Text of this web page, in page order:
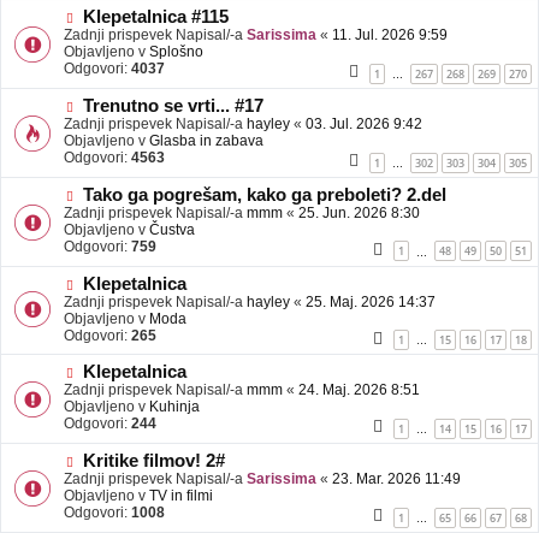
b
a
v
e
N
o
v
e
b
a
v
e
Klepetalnica #115
Zadnji prispevek Napisal/-a Sarissima « 11. Jul. 2026 9:59
Objavljeno v Splošno
Odgovori: 4037 1 … 267 268 269 270
N
o
v
e
b
a
v
e
Trenutno se vrti... #17
Zadnji prispevek Napisal/-a hayley « 03. Jul. 2026 9:42
Objavljeno v Glasba in zabava
Odgovori: 4563 1 302 303 304 305
N
o
v
e
o
b
a
v
e
Tako ga pogrešam, kako ga preboleti? 2.del
Zadnji prispevek Napisal/-a mmm « 25. Jun. 2026 8:30
Objavljeno v Čustva
Odgovori: 759 1 48 49 50 51
N
o
v
e
o
b
a
v
e
Klepetalnica
Zadnji prispevek Napisal/-a hayley « 25. Maj. 2026 14:37
Objavljeno v Moda
Odgovori: 265 1 … 15 16 17 18
N
o
v
e
b
a
v
e
Klepetalnica
Zadnji prispevek Napisal/-a mmm « 24. Maj. 2026 8:51
Objavljeno v Kuhinja
Odgovori: 244 1 … 14 15 16 17
N
o
v
e
Kritike filmov! 2#
Zadnji prispevek Napisal/-a Sarissima « 23. Mar. 2026 11:49
Objavljeno v TV in filmi
Odgovori: 1008 1 … 65 66 67 68